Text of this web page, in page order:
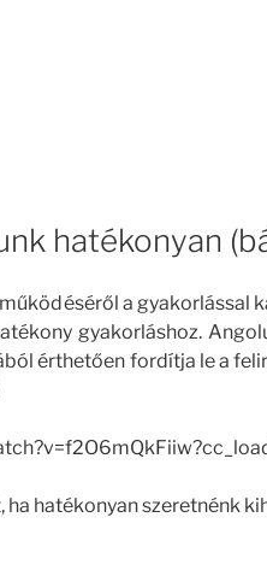
hatékonyan
a gyakorlással
gyakorláshoz.
érthetően fordítja le a
hatékonyan szeretnénk